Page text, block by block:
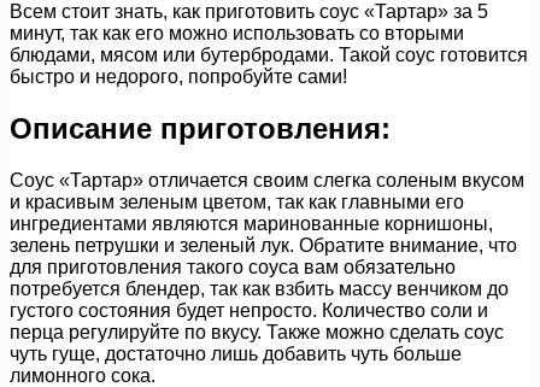
Всем стоит знать, как приготовить соус «Тартар» за 5
минут, так как его можно использовать со вторыми
блюдами, мясом или бутербродами. Такой соус готовится
быстро и недорого, попробуйте сами!
Описание приготовления:
Соус «Тартар» отличается своим слегка соленым вкусом
и красивым зеленым цветом, так как главными его
ингредиентами являются маринованные корнишоны,
зелень петрушки и зеленый лук. Обратите внимание, что
для приготовления такого соуса вам обязательно
потребуется блендер, так как взбить массу венчиком до
густого состояния будет непросто. Количество соли и
перца регулируйте по вкусу. Также можно сделать соус
чуть гуще, достаточно лишь добавить чуть больше
лимонного сока.